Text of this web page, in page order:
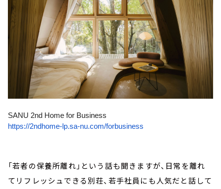
SANU 2nd Home for Business
https://2ndhome-lp.sa-nu.com/forbusiness
「若者の保養所離れ」という話も聞きますが、日常を離れ
てリフレッシュできる別荘、若手社員にも人気だと話して